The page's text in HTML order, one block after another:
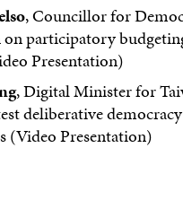
, Councillor for
participatory
Presentation)
, Digital Minister for
deliberative democracy
(Video Presentation)